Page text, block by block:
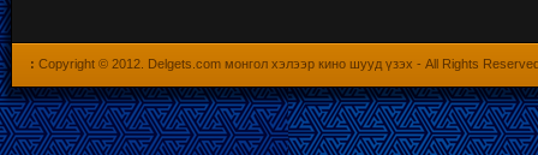
: Copyright © 2012. Delgets.com монгол хэлээр кино шууд үзэх - All Rights